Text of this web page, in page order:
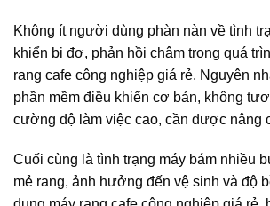
Không ít người dùng phàn nàn về tình
khiển bị đơ, phản hồi chậm trong quá
rang cafe công nghiệp giá rẻ. Nguyên
phần mềm điều khiển cơ bản, không
cường độ làm việc cao, cần được nâng
Cuối cùng là tình trạng máy bám nhiều
mẻ rang, ảnh hưởng đến vệ sinh và độ